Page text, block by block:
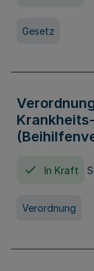
Gesetz
In Kraft
Verordnung